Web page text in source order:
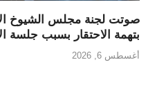
صوتت لجنة مجلس الشيوخ
بتهمة الاحتقار بسبب جلسة
أغسطس 6, 2026